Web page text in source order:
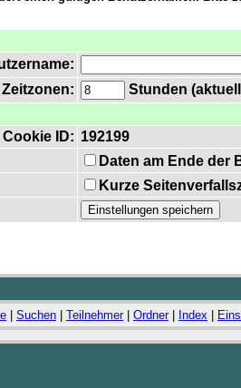
Stunden
Cookie ID: 192199
Daten am Ende der
Kurze
Suchen Teilnehmer| Ordner| Index